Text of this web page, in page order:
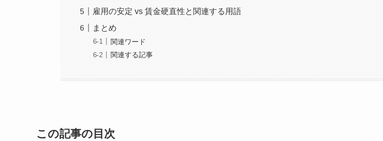
雇用の安定 vs 賃金硬直性と関連する用語
まとめ
関連ワード
関連する記事
この記事の目次